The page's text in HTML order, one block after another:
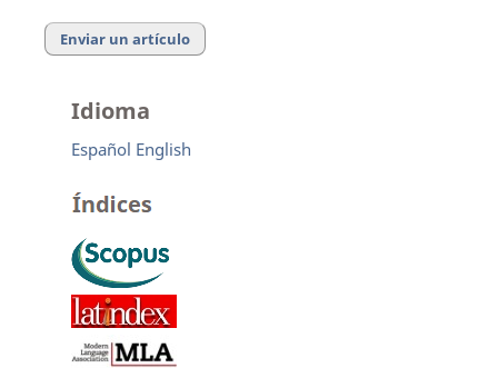
Enviar un artículo
Idioma
Español English